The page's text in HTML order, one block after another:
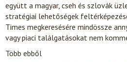
együtt a magyar, cseh és szlovák
stratégiai lehetőségek
Times megkeresésére mindössze
vagy piaci találgatásokat nem
Több ebből